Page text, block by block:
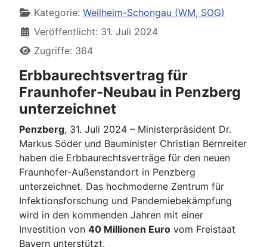
Kategorie: Weilheim-Schongau (WM, SOG)
Veröffentlicht: 31. Juli 2024
Zugriffe: 364
Erbbaurechtsvertrag für
Fraunhofer-Neubau in Penzberg
unterzeichnet
Penzberg, 31. Juli 2024 – Ministerpräsident Dr.
Markus Söder und Bauminister Christian Bernreiter
haben die Erbbaurechtsverträge für den neuen
Fraunhofer-Außenstandort in Penzberg
unterzeichnet. Das hochmoderne Zentrum für
Infektionsforschung und Pandemiebekämpfung
wird in den kommenden Jahren mit einer
Investition von 40 Millionen Euro vom Freistaat
Bayern unterstützt.